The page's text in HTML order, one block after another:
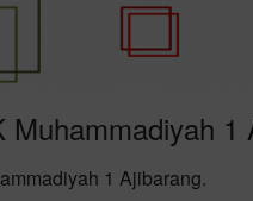
1
1 Ajibarang.